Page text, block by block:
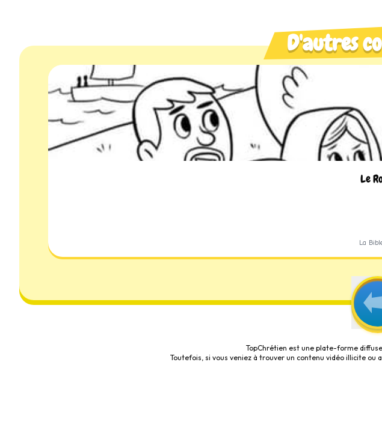
D'autres
Le
La
TopChrétien est une plate-forme
Toutefois, si vous veniez à trouver un contenu vidéo illicite ou